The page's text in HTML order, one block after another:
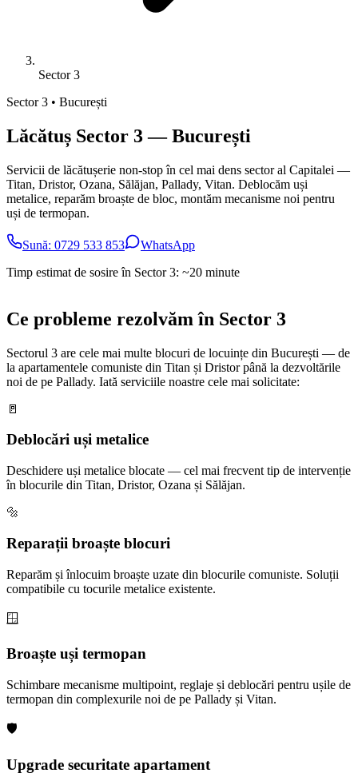
Sector 3
Sector 3 • București
Lăcătuș Sector 3 — București
Servicii de lăcătușerie non-stop în cel mai dens sector al Capitalei —
Titan, Dristor, Ozana, Sălăjan, Pallady, Vitan. Deblocăm uși
metalice, reparăm broaște de bloc, montăm mecanisme noi pentru
uși de termopan.
Sună: 0729 533 853
WhatsApp
Timp estimat de sosire în Sector 3: ~20 minute
Ce probleme rezolvăm în Sector 3
Sectorul 3 are cele mai multe blocuri de locuințe din București — de
la apartamentele comuniste din Titan și Dristor până la dezvoltările
noi de pe Pallady. Iată serviciile noastre cele mai solicitate:
🚪
Deblocări uși metalice
Deschidere uși metalice blocate — cel mai frecvent tip de intervenție
în blocurile din Titan, Dristor, Ozana și Sălăjan.
🔩
Reparații broaște blocuri
Reparăm și înlocuim broaște uzate din blocurile comuniste. Soluții
compatibile cu tocurile metalice existente.
🪟
Broaște uși termopan
Schimbare mecanisme multipoint, reglaje și deblocări pentru ușile de
termopan din complexurile noi de pe Pallady și Vitan.
🛡️
Upgrade securitate apartament